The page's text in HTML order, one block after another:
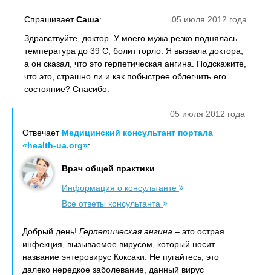
05 июля 2012 года
СпрашиваетСаша:
Здравствуйте, доктор. У моего мужа резко поднялась
температура до 39 С, болит горло. Я вызвала доктора,
а он сказал, что это герпетическая ангина. Подскажите,
что это, страшно ли и как побыстрее облегчить его
состояние? Спасибо.
05 июля 2012 года
Отвечает Медицинский консультант портала
«health-ua.org»:
Врач общей практики
Информация о консультанте
Все ответы консультанта
Добрый день! Герпетическая ангина – это острая
инфекция, вызываемое вирусом, который носит
название энтеровирус Коксаки. Не пугайтесь, это
далеко нередкое заболевание, данный вирус